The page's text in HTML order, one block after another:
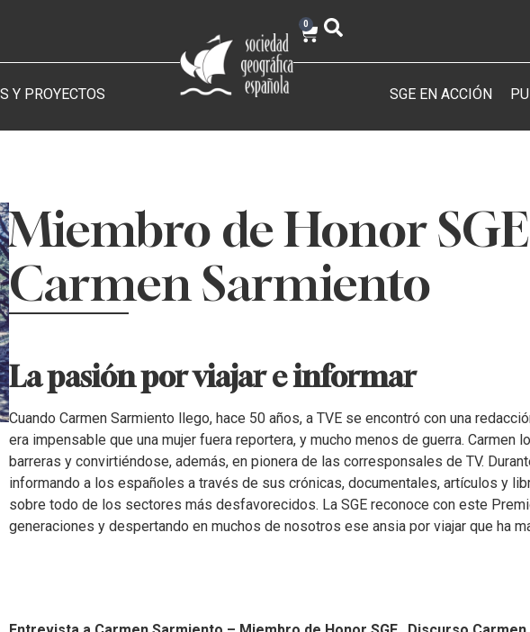
Y PROYECTOS
0
SGE EN ACCIÓN
Miembro de Honor SGE
Carmen Sarmiento
La pasión por viajar e informar
Cuando Carmen Sarmiento llego, hace 50 años, a TVE se encontró con una
era impensable que una mujer fuera reportera, y mucho menos de guerra. Carmen
barreras y convirtiéndose, además, en pionera de las corresponsales de TV.
informando a los españoles a través de sus crónicas, documentales, artículos y
sobre todo de los sectores más desfavorecidos. La SGE reconoce con este
generaciones y despertando en muchos de nosotros ese ansia por viajar que ha